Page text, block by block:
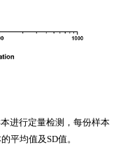
进行定量检测，每份样本
平均值及SD值。